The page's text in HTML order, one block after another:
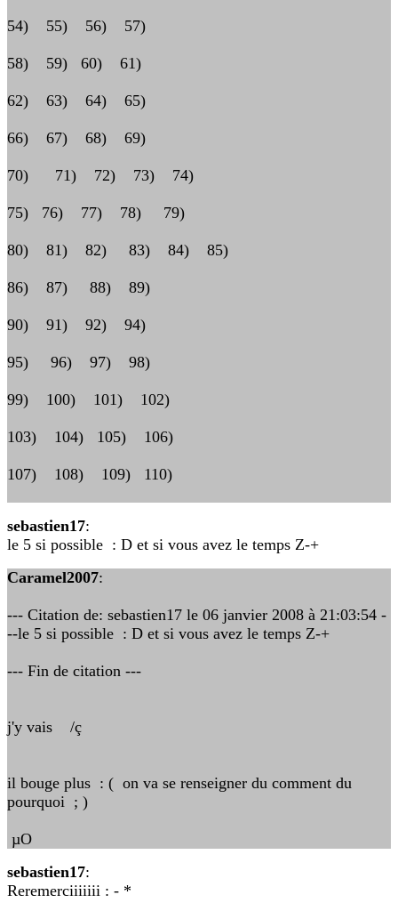
54) 55) 56) 57)
58) 59) 60) 61)
62) 63) 64) 65)
66) 67) 68) 69)
70) 71) 72) 73) 74)
75) 76) 77) 78) 79)
80) 81) 82) 83) 84) 85)
86) 87) 88) 89)
90) 91) 92) 94)
95) 96) 97) 98)
99) 100) 101) 102)
103) 104) 105) 106)
107) 108) 109) 110)
sebastien17:
le 5 si possible : D et si vous avez le temps Z-+
Caramel2007:
--- Citation de: sebastien17 le 06 janvier 2008 à 21:03:54 -
--le 5 si possible : D et si vous avez le temps Z-+
--- Fin de citation ---
j'y vais /ç
il bouge plus : ( on va se renseigner du comment du
pourquoi ; )
µO
sebastien17:
Reremerciiiiiii : - *